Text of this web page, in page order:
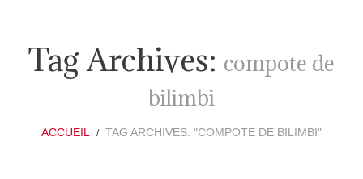
Tag Archives: compote de
bilimbi
ACCUEIL TAG ARCHIVES: "COMPOTE DE BILIMBI"